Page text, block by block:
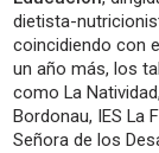
dietista-
coincidiendo con
un año más, los
como La
Bordonau, IES La
Señora de los